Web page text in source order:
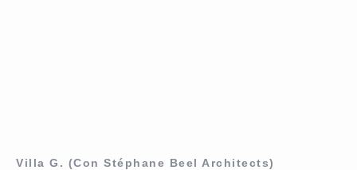
Villa G. (Con Stéphane Beel Architects)